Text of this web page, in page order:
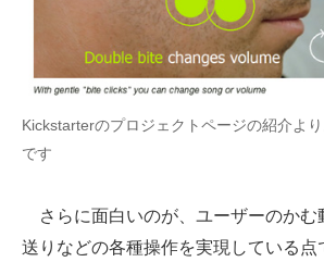
Kickstarterのプロジェクトページの紹介よ
です
さらに面白いのが、ユーザーのかむ
送りなどの各種操作を実現している点